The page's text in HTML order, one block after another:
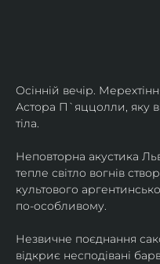
Осінній вечір.
Астора П`яццолли, яку
тіла.
Неповторна акустика
тепле світло вогнів
культового
по-особливому.
Незвичне поєднання
відкриє несподівані